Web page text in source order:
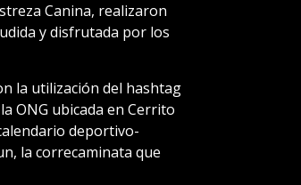
Canina, realizaron
y disfrutada por los
la utilización del hashtag
ONG ubicada en Cerrito
deportivo-
la correcaminata que